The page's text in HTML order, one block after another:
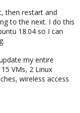
then restart and
to the next. I do this
18.04 so I can
my entire
VMs, 2 Linux
wireless access